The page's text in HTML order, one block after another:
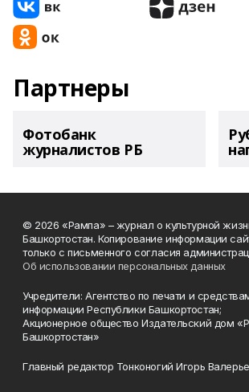
Партнеры
Фотобанк
журналистов РБ
© 2026 «Рампа» – журнал о культурной
Башкортостан. Копирование информации
только с письменного согласия
Об использовании персональных данных
Учредители: Агентство по печати и
информации Республики Башкортостан;
Акционерное общество Издательский дом
Башкортостан»
Главный редактор Тонконогий Игорь